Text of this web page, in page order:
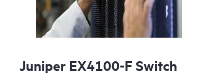
Juniper EX4100-F Switch